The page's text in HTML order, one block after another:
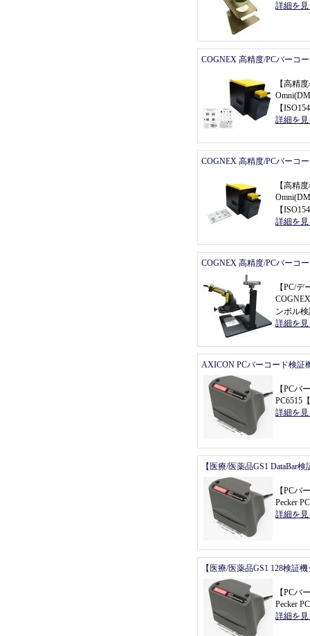
詳細を
COGNEX 高精度/PCバーコ
【高精
【
詳細を
COGNEX 高精度/PCバーコ
【高精
【
詳細を
COGNEX 高精度/PCバーコ
【PC/デ
ンボル
詳細を
AXICON PCバーコード検証
【PCバ
PC6515 【
詳細を
【医療/医薬品GS1 DataBar
【PCバ
Pecker
詳細を
【医療/医薬品GS1 128検証
【PCバ
Pecker
詳細を